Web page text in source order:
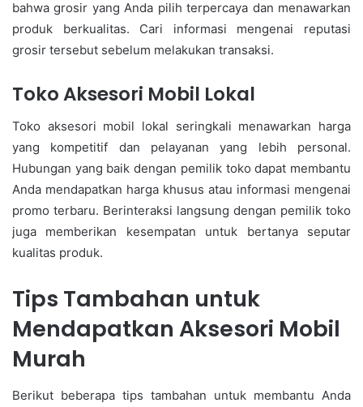
bahwa grosir yang Anda pilih terpercaya dan menawarkan
produk berkualitas. Cari informasi mengenai reputasi
grosir tersebut sebelum melakukan transaksi.
Toko Aksesori Mobil Lokal
Toko aksesori mobil lokal seringkali menawarkan harga
yang kompetitif dan pelayanan yang lebih personal.
Hubungan yang baik dengan pemilik toko dapat membantu
Anda mendapatkan harga khusus atau informasi mengenai
promo terbaru. Berinteraksi langsung dengan pemilik toko
juga memberikan kesempatan untuk bertanya seputar
kualitas produk.
Tips Tambahan untuk
Mendapatkan Aksesori Mobil
Murah
Berikut beberapa tips tambahan untuk membantu Anda